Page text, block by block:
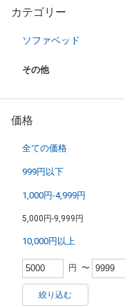
カテゴリー
ソファベッド
その他
価格
全ての価格
999円以下
1,000円-4,999円
5,000円-9,999円
10,000円以上
円 〜
絞り込む